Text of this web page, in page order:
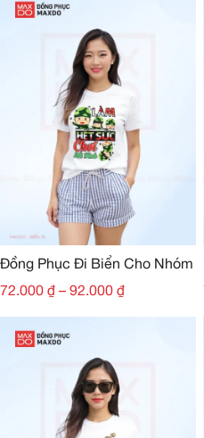
Đồng Phục Đi Biển Cho Nhóm
72.000 ₫ – 92.000 ₫